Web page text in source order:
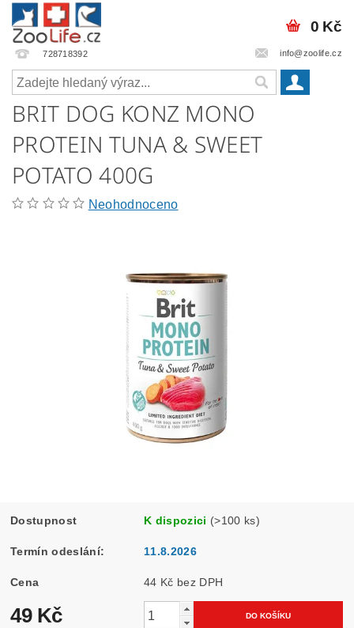
728718392 info@zoolife.cz
0 Kč
BRIT DOG KONZ MONO
PROTEIN TUNA & SWEET
POTATO 400G
Neohodnoceno
Dostupnost K dispozici (>100 ks)
Termín odeslání: 11.8.2026
Cena 44 Kč bez DPH
49 Kč